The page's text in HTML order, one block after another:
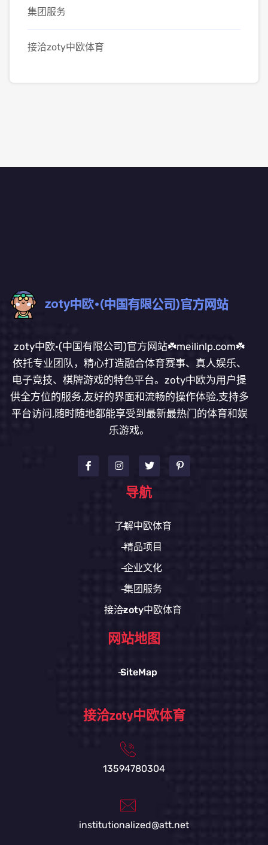
集团服务
接洽zoty中欧体育
zoty中欧·(中国有限公司)官方网站☘️meilinlp.com☘️
依托专业团队，精心打造融合体育赛事、真人娱乐、
电子竞技、棋牌游戏的特色平台。zoty中欧为用户提
供全方位的服务,友好的界面和流畅的操作体验,支持多
平台访问,随时随地都能享受到最新最热门的体育和娱
乐游戏。
导航
了解中欧体育
精品项目
企业文化
集团服务
接洽zoty中欧体育
网站地图
SiteMap
接洽zoty中欧体育
13594780304
institutionalized@att.net